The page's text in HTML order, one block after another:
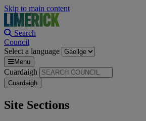
Skip to main content
Search
Council
Select a language
Menu
Cuardaigh
Site Sections